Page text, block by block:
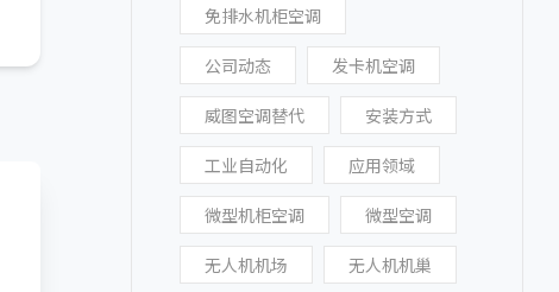
免排水机柜空调
公司动态 发卡机空调
威图空调替代 安装方式
工业自动化 应用领域
微型机柜空调 微型空调
无人机机场 无人机机巢